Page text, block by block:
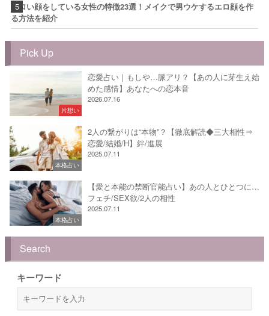
エロい顔をしている女性の特徴23選！メイクで男ウケするエロ顔を作
る方法を紹介
Pick Up
片想い
恋愛占い｜もしや…脈アリ？【あの人に芽生え始
めた感情】あなたへの恋本音
2026.07.16
本格占い
2人の繋がりは“本物”？【徹底解読◆三大相性⇒
恋愛/結婚/H】絆/進展
2025.07.11
本格占い
【愛と本能の禁断官能占い】あの人とひとつに…
フェチ/SEX欲/2人の相性
2025.07.11
Search
キーワード